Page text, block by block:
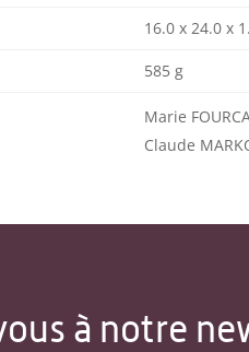
16.0 x 24.0 x
585 g
Marie
Claude
à notre